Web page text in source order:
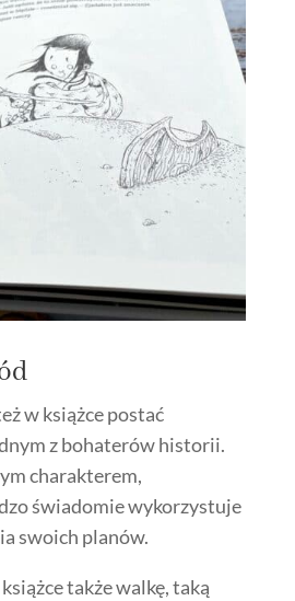
w książce postać
z bohaterów historii.
charakterem,
świadomie wykorzystuje
swoich planów.
także walkę, taką